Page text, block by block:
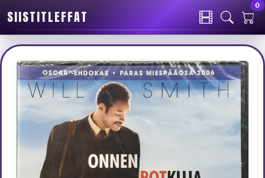
SIISTITLEFFAT
0